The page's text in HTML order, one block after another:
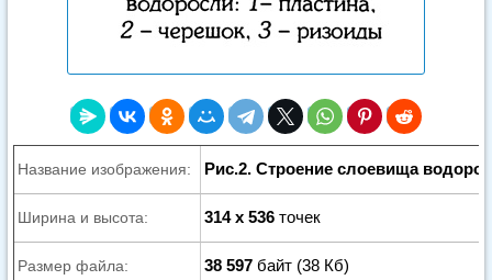
Название изображения: Рис.2. Строение слоевища
Ширина и высота: 314 x 536 точек
Размер файла: 38 597 байт (38 Кб)